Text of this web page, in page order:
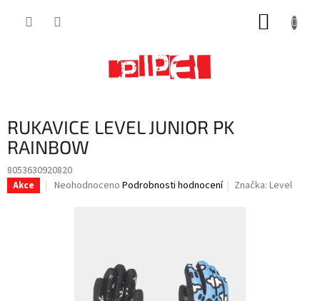
RUKAVICE LEVEL JUNIOR PK
RAINBOW
8053630920820
Akce
Průměrné
hvězdiček.
Neohodnoceno Podrobnosti hodnocení Značka:Level